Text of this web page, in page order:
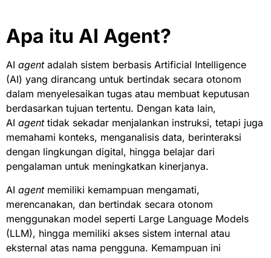
Apa itu AI Agent?
AI agent adalah sistem berbasis Artificial Intelligence
(AI) yang dirancang untuk bertindak secara otonom
dalam menyelesaikan tugas atau membuat keputusan
berdasarkan tujuan tertentu. Dengan kata lain,
AI agent tidak sekadar menjalankan instruksi, tetapi juga
memahami konteks, menganalisis data, berinteraksi
dengan lingkungan digital, hingga belajar dari
pengalaman untuk meningkatkan kinerjanya.
AI agent memiliki kemampuan mengamati,
merencanakan, dan bertindak secara otonom
menggunakan model seperti Large Language Models
(LLM), hingga memiliki akses sistem internal atau
eksternal atas nama pengguna. Kemampuan ini